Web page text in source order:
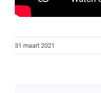
31 maart 2021